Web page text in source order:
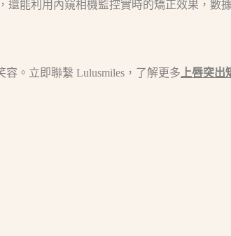
能利用內窺相機監控實時的矯正效果，數
。立即聯繫 Lulusmiles，了解更多 上唇突出